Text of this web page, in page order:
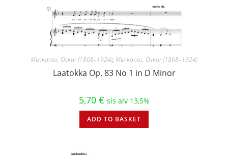
Merikanto, Oskar (1868–1924), Merikanto, Oskar (1868–1924)
Laatokka Op. 83 No 1 in D Minor
5,70 € sis alv 13,5%
ADD TO BASKET